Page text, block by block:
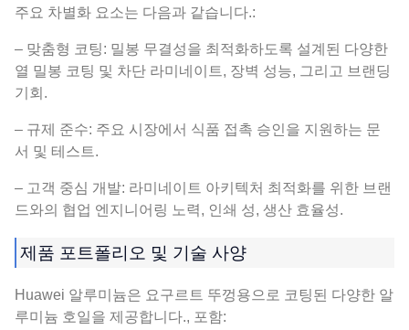
주요 차별화 요소는 다음과 같습니다.:
– 맞춤형 코팅: 밀봉 무결성을 최적화하도록 설계된 다양한
열 밀봉 코팅 및 차단 라미네이트, 장벽 성능, 그리고 브랜딩
기회.
– 규제 준수: 주요 시장에서 식품 접촉 승인을 지원하는 문
서 및 테스트.
– 고객 중심 개발: 라미네이트 아키텍처 최적화를 위한 브랜
드와의 협업 엔지니어링 노력, 인쇄 성, 생산 효율성.
제품 포트폴리오 및 기술 사양
Huawei 알루미늄은 요구르트 뚜껑용으로 코팅된 다양한 알
루미늄 호일을 제공합니다., 포함: